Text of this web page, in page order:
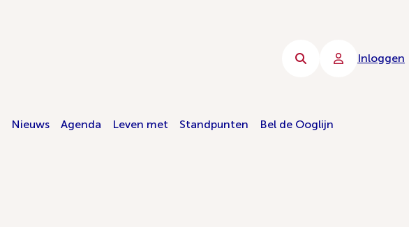
Inloggen
Nieuws Agenda Leven met Standpunten Bel de Ooglijn